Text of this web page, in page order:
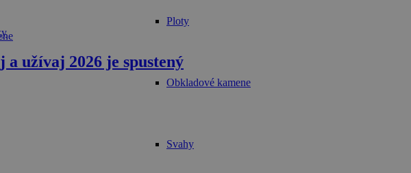
Ploty
Obkladové kamene
Svahy
užívaj 2026 je spustený